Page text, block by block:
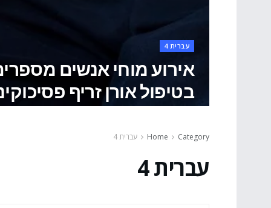
עברית 4
אירוע מוחי אנשים
בטיפול אורן זריף
Home Category עברית 4
עברית 4